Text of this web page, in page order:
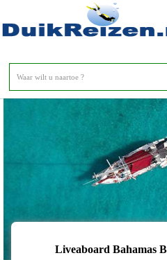
Liveaboard Bahamas
Liveaboard Bahamas